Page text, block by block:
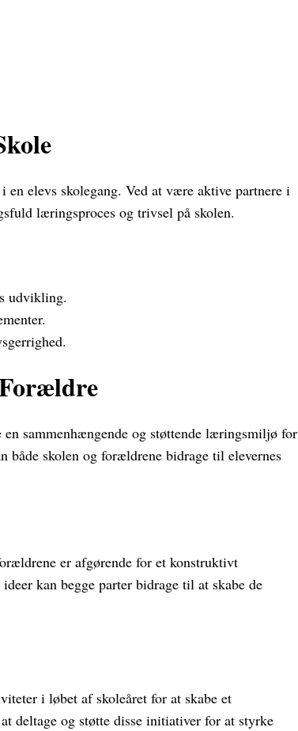
elevs skolegang. Ved at være aktive partnere i
læringsproces og trivsel på skolen.
udvikling.
sammenhængende og støttende læringsmiljø for
både skolen og forældrene bidrage til elevernes
er afgørende for et konstruktivt
kan begge parter bidrage til at skabe de
i løbet af skoleåret for at skabe et
deltage og støtte disse initiativer for at styrke